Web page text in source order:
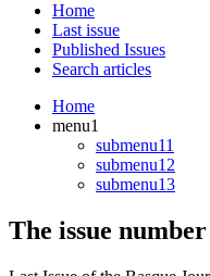
Home
Last issue
Published Issues
Search articles
Home
menu1
submenu11
submenu12
submenu13
The issue